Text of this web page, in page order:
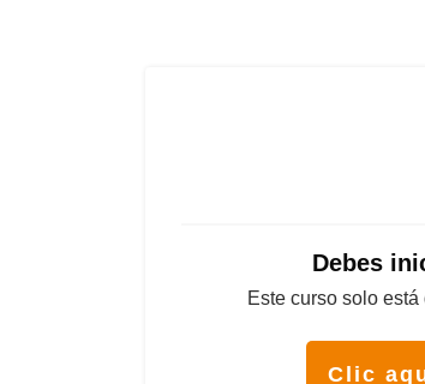
Debes
Este curso solo
Clic